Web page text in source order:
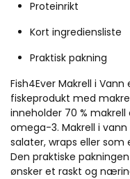
Proteinrikt
Kort ingrediensliste
Praktisk pakning
Fish4Ever Makrell i
fiskeprodukt med
inneholder 70 %
omega-3. Makrell i
salater, wraps eller som
Den praktiske
ønsker et raskt og